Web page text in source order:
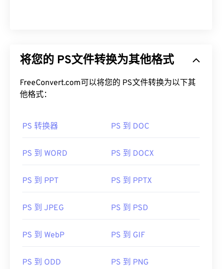
将您的 PS文件转换为其他格式
FreeConvert.com可以将您的 PS文件转换为以下其
他格式：
PS 转换器 PS 到 DOC
PS 到 WORD PS 到 DOCX
PS 到 PPT PS 到 PPTX
PS 到 JPEG PS 到 PSD
PS 到 WebP PS 到 GIF
PS 到 ODD PS 到 PNG